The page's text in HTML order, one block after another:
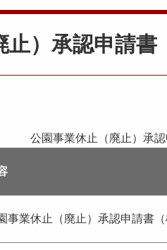
）承認申請書
公園事業休止（廃止）承認
事業休止（廃止）承認申請書（